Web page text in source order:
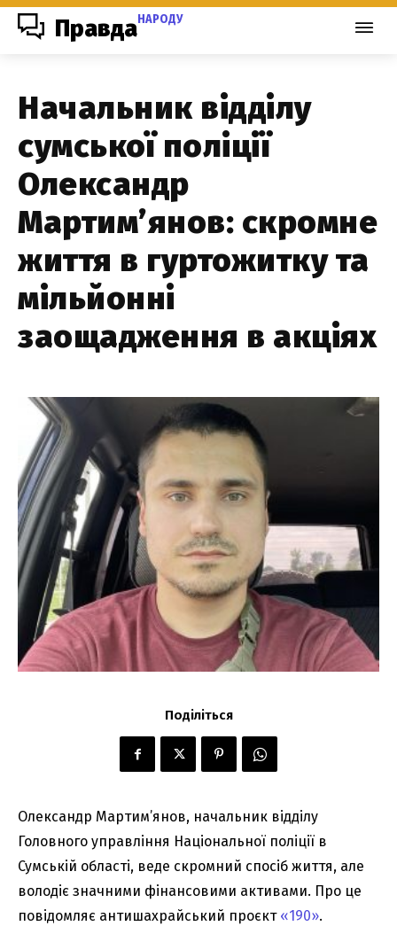
ПравдаНАРОДУ
Начальник відділу
сумської поліції
Олександр
Мартим’янов: скромне
життя в гуртожитку та
мільйонні
заощадження в акціях
Поділіться
Олександр Мартим’янов, начальник відділу
Головного управління Національної поліції в
Сумській області, веде скромний спосіб життя, але
володіє значними фінансовими активами. Про це
повідомляє антишахрайський проєкт «190».